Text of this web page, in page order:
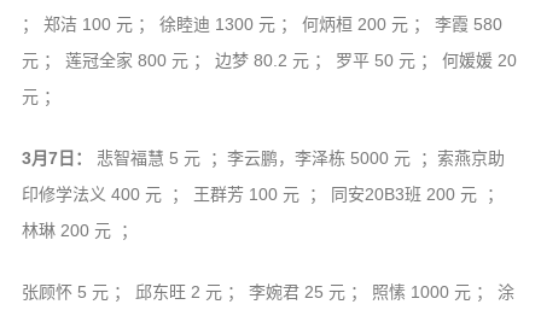
； 郑洁 100 元 ； 徐睦迪 1300 元 ； 何炳桓 200 元 ； 李霞 580
元 ； 莲冠全家 800 元 ； 边梦 80.2 元 ； 罗平 50 元 ； 何媛媛 20
元 ；
3月7日：
悲智福慧 5 元 ；李云鹏，李泽栋 5000 元 ；索燕京助
印修学法义 400 元 ； 王群芳 100 元 ； 同安20B3班 200 元 ；
林琳 200 元 ；
张顾怀 5 元 ； 邱东旺 2 元 ； 李婉君 25 元 ； 照愫 1000 元 ； 涂